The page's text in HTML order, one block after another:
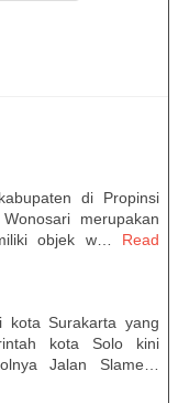
di Propinsi
merupakan
objek w…
Read
Surakarta yang
kota Solo kini
Jalan Slame…